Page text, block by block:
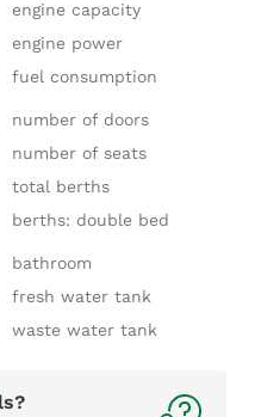
engine capacity
engine power
fuel consumption
number of doors
number of seats
total berths
berths: double bed
bathroom
fresh water tank
waste water tank